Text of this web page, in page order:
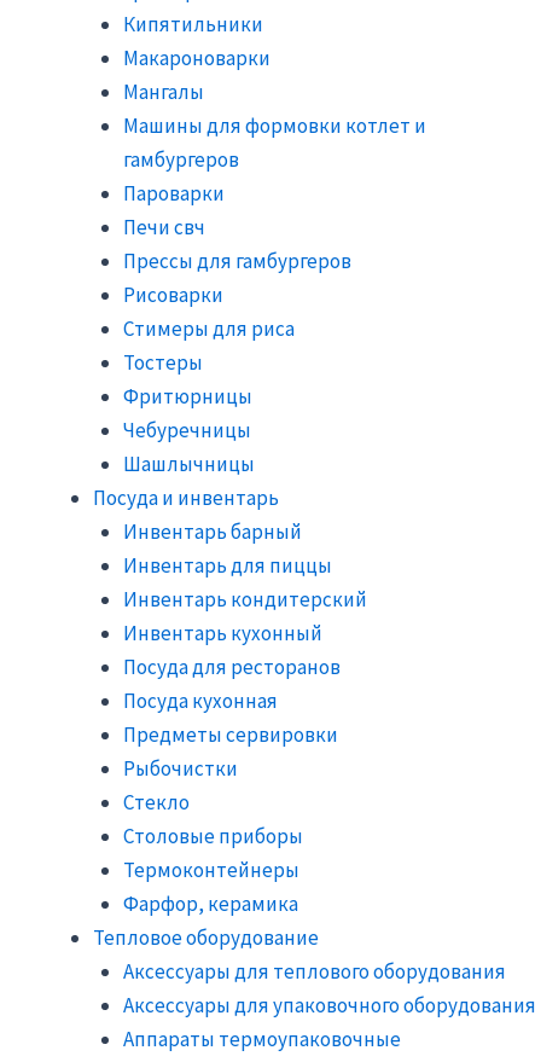
Кипятильники
Макароноварки
Мангалы
Машины для формовки котлет и
гамбургеров
Пароварки
Печи свч
Прессы для гамбургеров
Рисоварки
Стимеры для риса
Тостеры
Фритюрницы
Чебуречницы
Шашлычницы
Посуда и инвентарь
Инвентарь барный
Инвентарь для пиццы
Инвентарь кондитерский
Инвентарь кухонный
Посуда для ресторанов
Посуда кухонная
Предметы сервировки
Рыбочистки
Стекло
Столовые приборы
Термоконтейнеры
Фарфор, керамика
Тепловое оборудование
Аксессуары для теплового оборудования
Аксессуары для упаковочного оборудования
Аппараты термоупаковочные